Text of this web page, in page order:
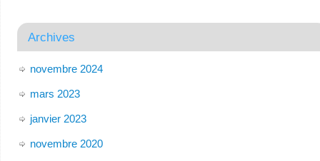
Archives
novembre 2024
mars 2023
janvier 2023
novembre 2020